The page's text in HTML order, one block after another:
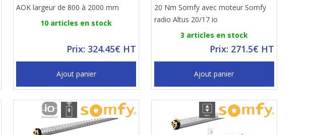
AOK largeur de 800 à 2000 mm
10 articles en stock
Prix: 324.45€ HT
Ajout panier
20 Nm Somfy avec moteur Somfy
radio Altus 20/17 io
3 articles en stock
Prix: 271.5€ HT
Ajout panier